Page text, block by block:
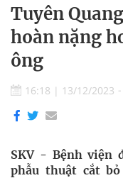
Tuyên
hoàn nặng
ông
16:18 | 13/12/2023
SKV - Bệnh viện
phẫu thuật cắt